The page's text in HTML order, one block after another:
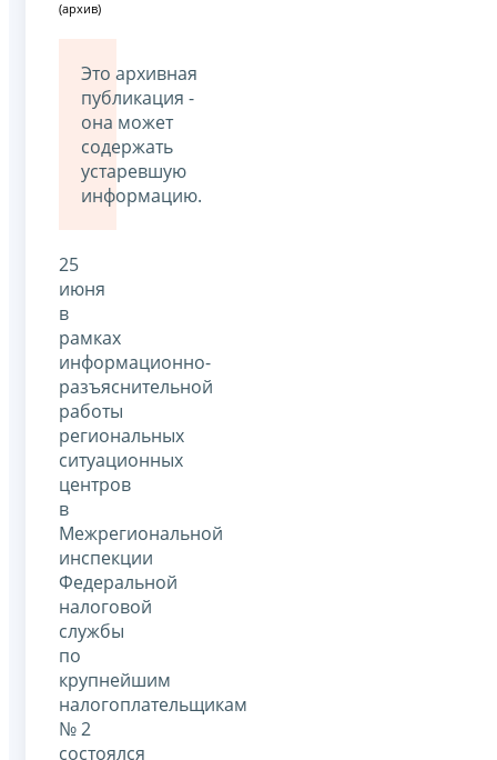
(архив)
Это архивная
публикация -
она может
содержать
устаревшую
информацию.
25
июня
в
рамках
информационно-
разъяснительной
работы
региональных
ситуационных
центров
в
Межрегиональной
инспекции
Федеральной
налоговой
службы
по
крупнейшим
налогоплательщикам
№ 2
состоялся